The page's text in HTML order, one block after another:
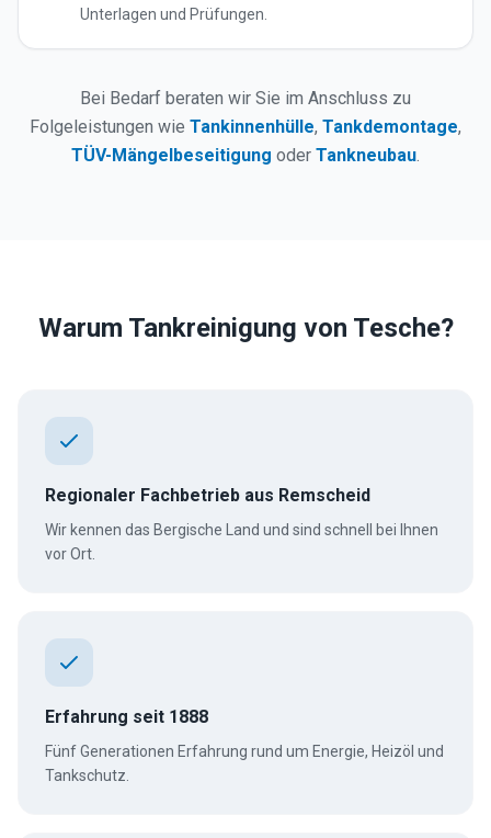
Unterlagen und Prüfungen.
Bei Bedarf beraten wir Sie im Anschluss zu
Folgeleistungen wie Tankinnenhülle, Tankdemontage,
TÜV-Mängelbeseitigung oder Tankneubau.
Warum Tankreinigung von Tesche?
Regionaler Fachbetrieb aus Remscheid
Wir kennen das Bergische Land und sind schnell bei Ihnen
vor Ort.
Erfahrung seit 1888
Fünf Generationen Erfahrung rund um Energie, Heizöl und
Tankschutz.